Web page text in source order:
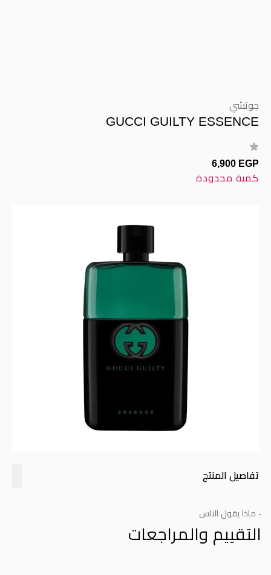
جوتشي
GUCCI GUILTY ESSENCE
6,900 EGP
كمية محدودة
تفاصيل المنتج
- ماذا يقول الناس
التقييم والمراجعات